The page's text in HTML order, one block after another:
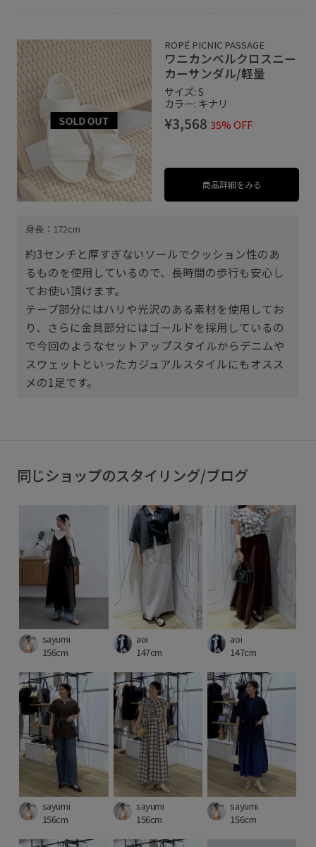
ROPÉ PICNIC PASSAGE
ワニカンベルクロスニー
カーサンダル/軽量
サイズ: S
カラー: キナリ
¥3,568 35% OFF
商品詳細をみる
身長：172cm
約3センチと厚すぎないソールでクッション性のあ
るものを使用しているので、長時間の歩行も安心し
てお使い頂けます。
テープ部分にはハリや光沢のある素材を使用してお
り、さらに金具部分にはゴールドを採用しているの
で今回のようなセットアップスタイルからデニムや
スウェットといったカジュアルスタイルにもオスス
メの1足です。
同じショップのスタイリング/ブログ
sayumi
156cm
aoi
147cm
aoi
147cm
sayumi
156cm
sayumi
156cm
sayumi
156cm